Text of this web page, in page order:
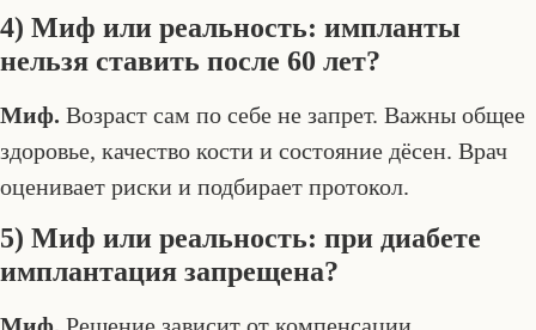
4) Миф или реальность: импланты
нельзя ставить после 60 лет?
Миф. Возраст сам по себе не запрет. Важны общее
здоровье, качество кости и состояние дёсен. Врач
оценивает риски и подбирает протокол.
5) Миф или реальность: при диабете
имплантация запрещена?